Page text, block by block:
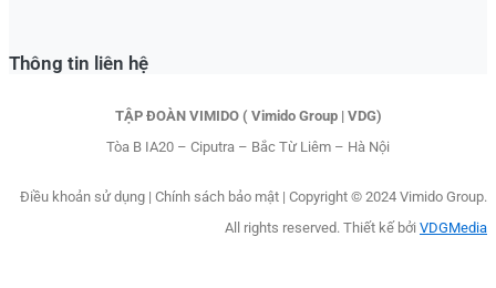
Thông tin liên hệ
TẬP ĐOÀN VIMIDO ( Vimido Group | VDG)
Tòa B IA20 – Ciputra – Bắc Từ Liêm – Hà Nội
Điều khoản sử dụng | Chính sách bảo mật | Copyright © 2024 Vimido Group.
All rights reserved. Thiết kế bởi VDGMedia